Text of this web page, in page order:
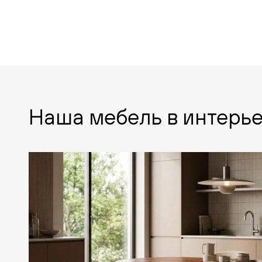
Наша мебель в